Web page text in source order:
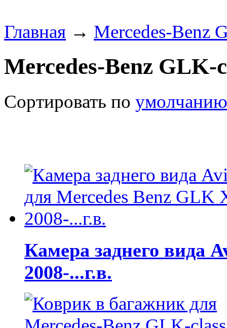
Главная → Mercedes-Benz
Mercedes-Benz GLK-
Сортировать по умолчанию
Камера заднего вида
2008-...г.в.